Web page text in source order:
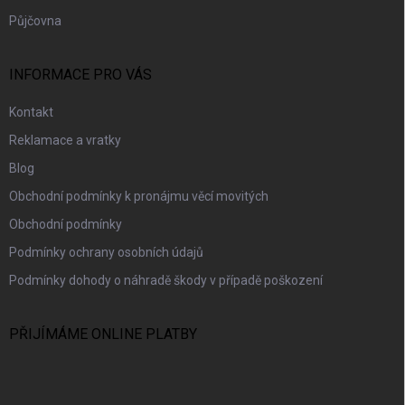
Půjčovna
INFORMACE PRO VÁS
Kontakt
Reklamace a vratky
Blog
Obchodní podmínky k pronájmu věcí movitých
Obchodní podmínky
Podmínky ochrany osobních údajů
Podmínky dohody o náhradě škody v případě poškození
PŘIJÍMÁME ONLINE PLATBY